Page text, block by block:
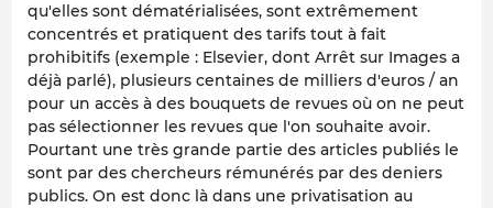
qu'elles sont dématérialisées, sont extrêmement
concentrés et pratiquent des tarifs tout à fait
prohibitifs (exemple : Elsevier, dont Arrêt sur Images a
déjà parlé), plusieurs centaines de milliers d'euros / an
pour un accès à des bouquets de revues où on ne peut
pas sélectionner les revues que l'on souhaite avoir.
Pourtant une très grande partie des articles publiés le
sont par des chercheurs rémunérés par des deniers
publics. On est donc là dans une privatisation au